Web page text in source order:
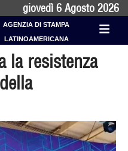
giovedì 6 Agosto 2026
AGENZIA DI STAMPA
LATINOAMERICANA
la resistenza